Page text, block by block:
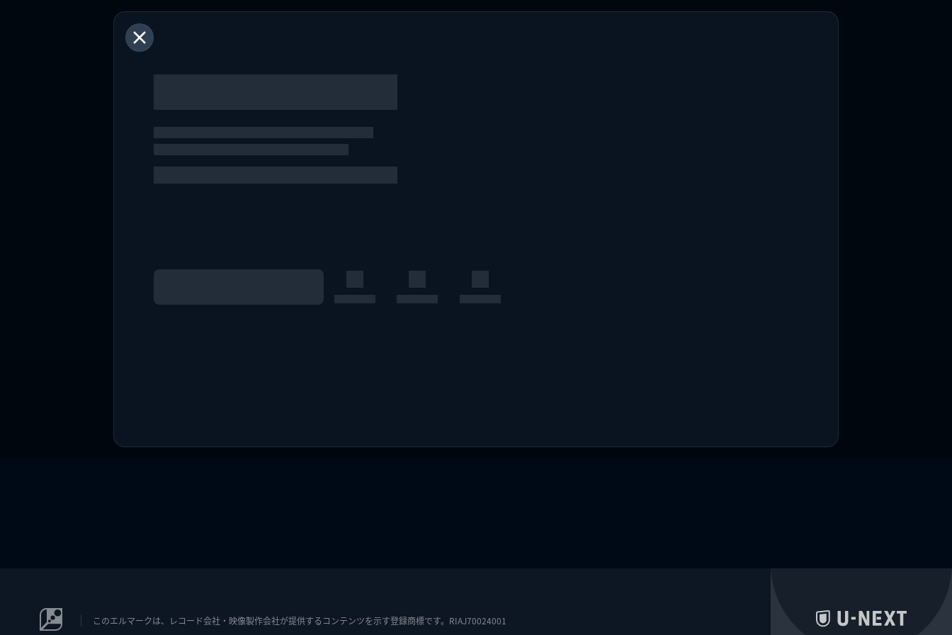
このエルマークは、レコード会社・映像製作会社が提供するコンテンツを示す登録商標です。RIAJ70024001